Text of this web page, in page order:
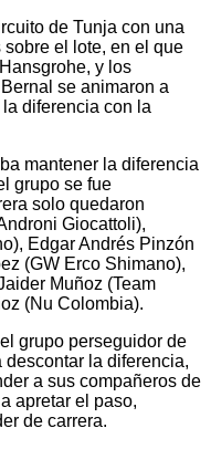
de Tunja con una
el lote, en el que
y los
se animaron a
diferencia con la
mantener la diferencia
grupo se fue
solo quedaron
Giocattoli),
Edgar Andrés Pinzón
(GW Erco Shimano),
Muñoz (Team
(Nu Colombia).
grupo perseguidor de
la diferencia,
a sus compañeros de
apretar el paso,
de carrera.